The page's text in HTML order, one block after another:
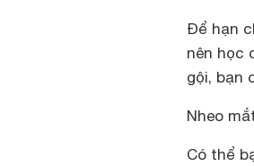
Để hạn
nên học
gội, bạn
Nheo
Có thể